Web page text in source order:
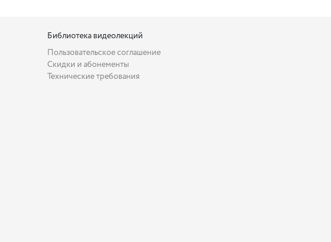
Библиотека видеолекций
Пользовательское соглашение
Скидки и абонементы
Технические требования